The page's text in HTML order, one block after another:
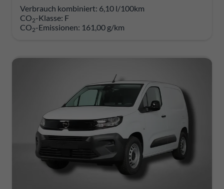
Verbrauch kombiniert: 6,10 l/100km
CO2-Klasse: F
CO2-Emissionen: 161,00 g/km